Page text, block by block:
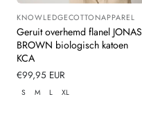
Leverancier:
KNOWLEDGECOTTONAPPAREL
Geruit overhemd flanel JONAS
BROWN biologisch katoen
KCA
Normale
prijs
€99,95 EUR
S M L XL